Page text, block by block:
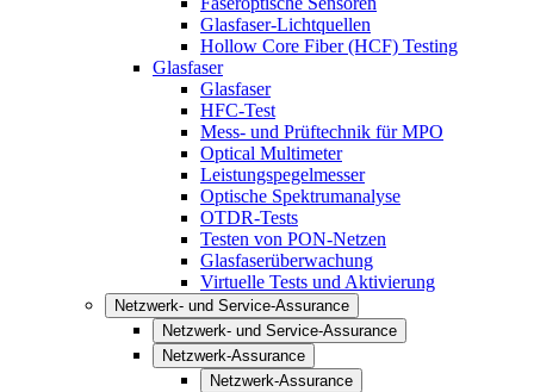
Glasfaser-Lichtquellen
Hollow Core Fiber (HCF) Testing
Glasfaser
Glasfaser
HFC-Test
Mess- und Prüftechnik für MPO
Optical Multimeter
Leistungspegelmesser
Optische Spektrumanalyse
OTDR-Tests
Testen von PON-Netzen
Glasfaserüberwachung
Virtuelle Tests und Aktivierung
Netzwerk- und Service-Assurance
Netzwerk- und Service-Assurance
Netzwerk-Assurance
Netzwerk-Assurance